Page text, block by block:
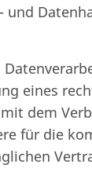
eines
dem
für die